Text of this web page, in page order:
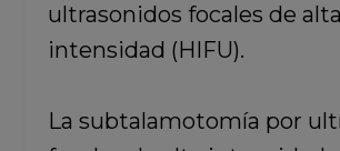
ultrasonidos focales de alta
intensidad (HIFU).
La subtalamotomía por